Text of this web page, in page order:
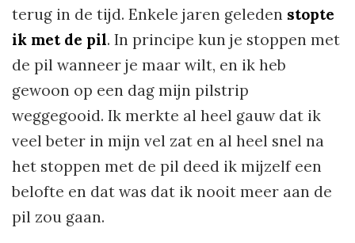
terug in de tijd. Enkele jaren geleden stopte
ik met de pil. In principe kun je stoppen met
de pil wanneer je maar wilt, en ik heb
gewoon op een dag mijn pilstrip
weggegooid. Ik merkte al heel gauw dat ik
veel beter in mijn vel zat en al heel snel na
het stoppen met de pil deed ik mijzelf een
belofte en dat was dat ik nooit meer aan de
pil zou gaan.